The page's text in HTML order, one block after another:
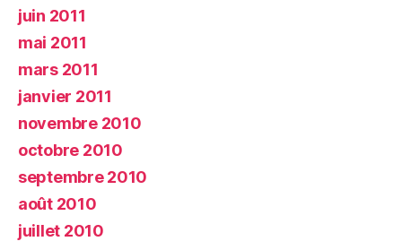
juin 2011
mai 2011
mars 2011
janvier 2011
novembre 2010
octobre 2010
septembre 2010
août 2010
juillet 2010